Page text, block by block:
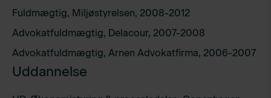
Fuldmægtig, Miljøstyrelsen, 2008-2012
Advokatfuldmægtig, Delacour, 2007-2008
Advokatfuldmægtig, Arnen Advokatfirma, 2006-2007
Uddannelse